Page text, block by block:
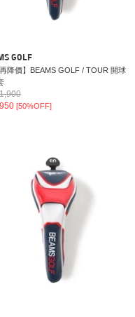
GOLF
再降價】BEAMS GOLF / TOUR 開球
[50%OFF]